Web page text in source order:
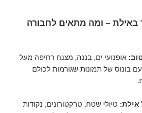
באילת – ומה מתאים לחבורה
אופנועי ים, בננה, מצנח רחיפה מעל
בונוס של תמונות שגורמות לכולם
טיולי שטח, טרקטורונים, נקודות